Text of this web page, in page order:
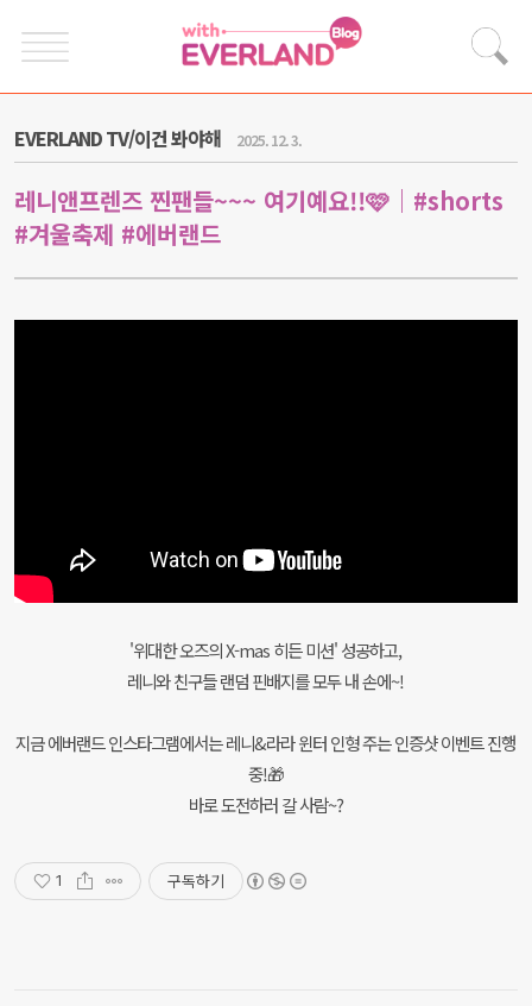
EVERLAND TV/이건 봐야해 2025. 12. 3.
레니앤프렌즈 찐팬들~~~ 여기예요!!🩷｜#shorts
#겨울축제 #에버랜드
'위대한 오즈의 X-mas 히든 미션' 성공하고,
레니와 친구들 랜덤 핀배지를 모두 내 손에~!
지금 에버랜드 인스타그램에서는 레니&라라 윈터 인형 주는 인증샷 이벤트 진행
중!🎁
바로 도전하러 갈 사람~?
1 구독하기